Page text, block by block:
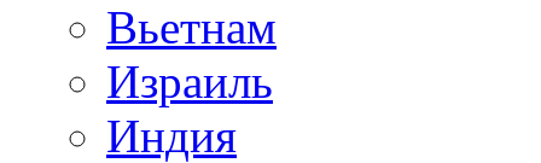
Вьетнам
Израиль
Индия